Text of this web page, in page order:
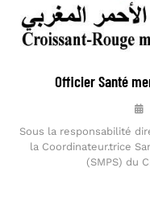
Officier Santé
Sous la responsabilité
la Coordinateur.trice
(SMPS) du